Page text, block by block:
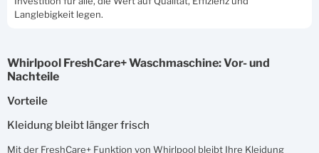
Langlebigkeit legen.
Whirlpool FreshCare+ Waschmaschine: Vor- und
Nachteile
Vorteile
Kleidung bleibt länger frisch
Mit der FreshCare+ Funktion von Whirlpool bleibt Ihre Kleidung